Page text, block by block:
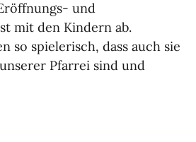
und
mit den Kindern ab.
so spielerisch, dass auch sie
Pfarrei sind und